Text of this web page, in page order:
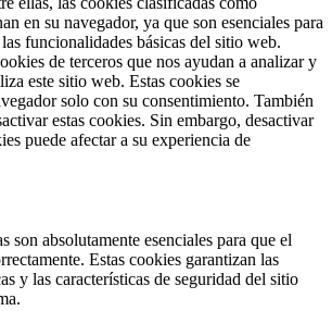
en su navegador, ya que son esenciales para
funcionalidades básicas del sitio web.
de terceros que nos ayudan a analizar y
este sitio web. Estas cookies se
solo con su consentimiento. También
estas cookies. Sin embargo, desactivar
puede afectar a su experiencia de
son absolutamente esenciales para que el
Estas cookies garantizan las
y las características de seguridad del sitio